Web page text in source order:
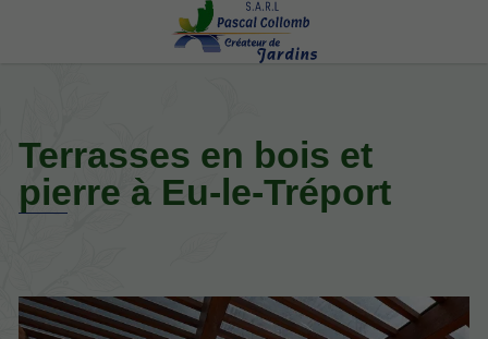
Terrasses en bois et
pierre à Eu-le-Tréport